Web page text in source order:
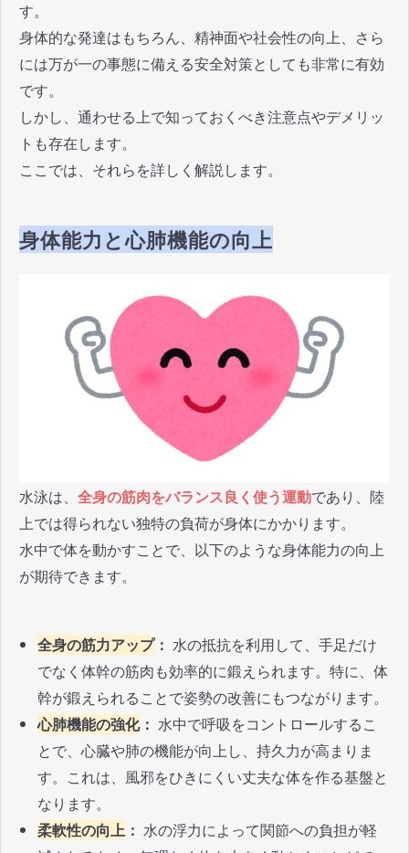
す。
身体的な発達はもちろん、精神面や社会性の向上、さら
には万が一の事態に備える安全対策としても非常に有効
です。
しかし、通わせる上で知っておくべき注意点やデメリッ
トも存在します。
ここでは、それらを詳しく解説します。
身体能力と心肺機能の向上
水泳は、 全身の筋肉をバランス良く使う運動であり、陸
上では得られない独特の負荷が身体にかかります。
水中で体を動かすことで、以下のような身体能力の向上
が期待できます。
全身の筋力アップ： 水の抵抗を利用して、手足だけ
でなく体幹の筋肉も効率的に鍛えられます。特に、体
幹が鍛えられることで姿勢の改善にもつながります。
心肺機能の強化： 水中で呼吸をコントロールするこ
とで、心臓や肺の機能が向上し、持久力が高まりま
す。これは、風邪をひきにくい丈夫な体を作る基盤と
なります。
柔軟性の向上 ： 水の浮力によって関節への負担が軽